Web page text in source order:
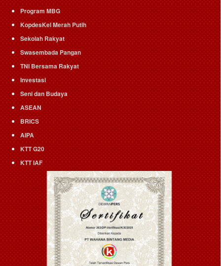
Program MBG
KopdesKel Merah Putih
Sekolah Rakyat
Swasembada Pangan
TNI Bersama Rakyat
Investasi
Seni dan Budaya
ASEAN
BRICS
AIPA
KTT G20
KTT IAF